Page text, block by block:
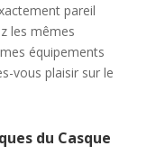
pareil
les mêmes
équipements
vous plaisir sur le
du Casque